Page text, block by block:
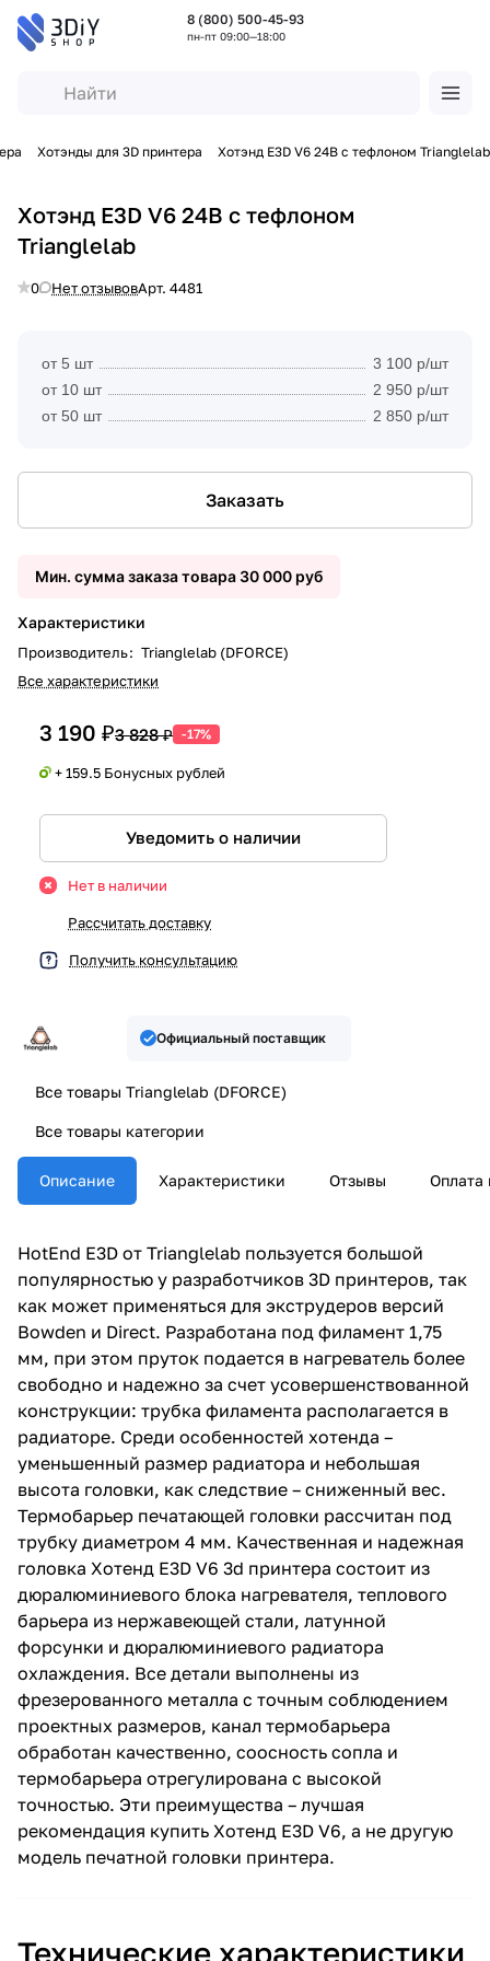
8 (800) 500-45-93
пн-пт 09:00—18:00
Хотэнды для 3D принтера Хотэнд E3D V6 24В с тефлоном Trianglelab
Хотэнд E3D V6 24В с тефлоном
Trianglelab
0 Нет отзывовАрт. 4481
от 5 шт
3 100 р/шт
от 10 шт
2 950 р/шт
от 50 шт
2 850 р/шт
Заказать
Мин. сумма заказа товара 30 000 руб
Характеристики
Производитель: Trianglelab (DFORCE)
Все характеристики
3 190 ₽3 828 ₽ -17%
+ 159.5 Бонусных рублей
Уведомить о наличии
Нет в наличии
Рассчитать доставку
Получить консультацию
Официальный поставщик
Все товары Trianglelab (DFORCE)
Все товары категории
Описание Характеристики Отзывы Оплата
HotEnd E3D от Trianglelab пользуется большой
популярностью у разработчиков 3D принтеров, так
как может применяться для экструдеров версий
Bowden и Direct. Разработана под филамент 1,75
мм, при этом пруток подается в нагреватель более
свободно и надежно за счет усовершенствованной
конструкции: трубка филамента располагается в
радиаторе. Среди особенностей хотенда –
уменьшенный размер радиатора и небольшая
высота головки, как следствие – сниженный вес.
Термобарьер печатающей головки рассчитан под
трубку диаметром 4 мм. Качественная и надежная
головка Хотенд E3D V6 3d принтера состоит из
дюралюминиевого блока нагревателя, теплового
барьера из нержавеющей стали, латунной
форсунки и дюралюминиевого радиатора
охлаждения. Все детали выполнены из
фрезерованного металла с точным соблюдением
проектных размеров, канал термобарьера
обработан качественно, соосность сопла и
термобарьера отрегулирована с высокой
точностью. Эти преимущества – лучшая
рекомендация купить Хотенд E3D V6, а не другую
модель печатной головки принтера.
Технические характеристики